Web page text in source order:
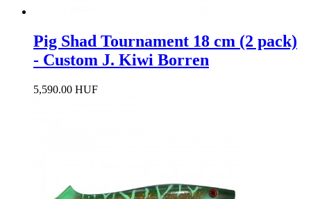
Pig Shad Tournament 18 cm (2 pack)
- Custom J. Kiwi Borren
5,590.00 HUF